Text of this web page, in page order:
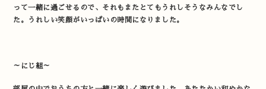
って一緒に過ごせるので、それもまたとてもうれしそうなみんなでし
た。うれしい笑顔がいっぱいの時間になりました。
～にじ組～